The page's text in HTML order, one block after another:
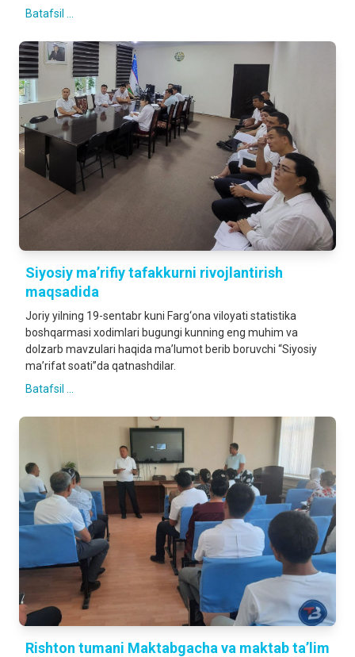
Batafsil ...
Siyosiy ma’rifiy tafakkurni rivojlantirish
maqsadida
Joriy yilning 19-sentabr kuni Farg‘ona viloyati statistika
boshqarmasi xodimlari bugungi kunning eng muhim va
dolzarb mavzulari haqida ma’lumot berib boruvchi “Siyosiy
ma’rifat soati”da qatnashdilar.
Batafsil ...
Rishton tumani Maktabgacha va maktab ta’lim